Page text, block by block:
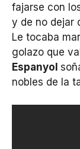
fajarse con
y de no dejar
Le tocaba
golazo que
Espanyol
nobles de la